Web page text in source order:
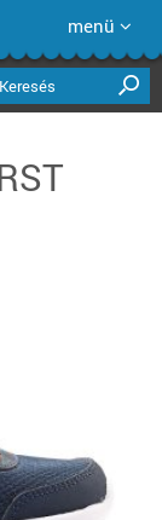
menü
Keresés